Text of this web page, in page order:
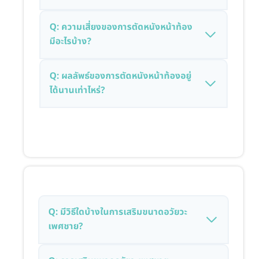
Q: ความเสี่ยงของการตัดหนังหน้าท้อง
มีอะไรบ้าง?
Q: ผลลัพธ์ของการตัดหนังหน้าท้องอยู่
ได้นานเท่าไหร่?
Q: มีวิธีใดบ้างในการเสริมขนาดอวัยวะ
เพศชาย?